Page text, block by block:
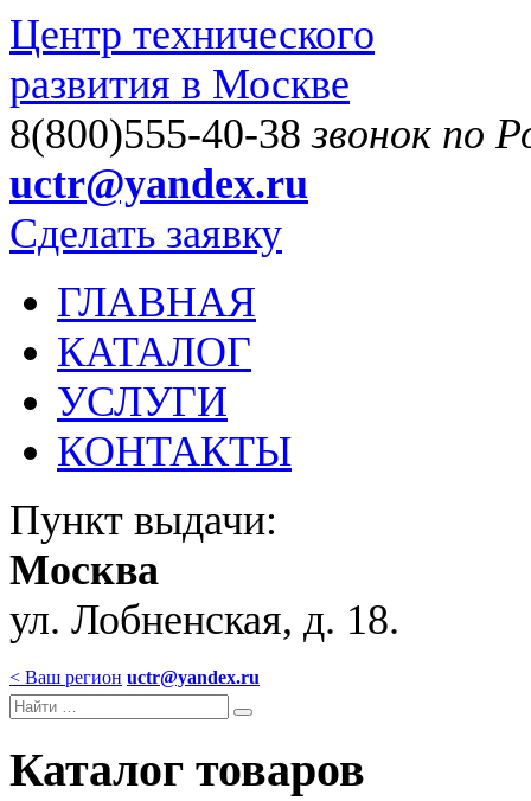
Центр технического
развития в Москве
8(800)555-40-38звонок по
uctr@yandex.ru
Сделать заявку
ГЛАВНАЯ
КАТАЛОГ
УСЛУГИ
КОНТАКТЫ
Пункт выдачи:
Москва
ул. Лобненская, д. 18.
< Ваш регион uctr@yandex.ru
Каталог товаров